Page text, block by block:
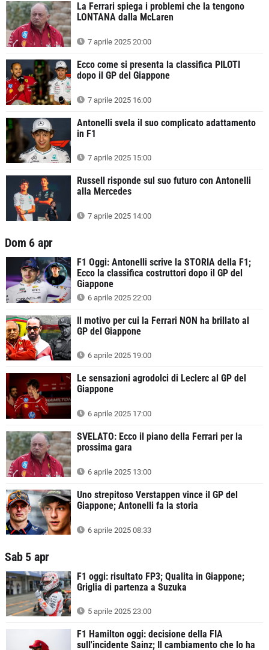
La Ferrari spiega i problemi che la tengono
LONTANA dalla McLaren
7 aprile 2025 20:00
Ecco come si presenta la classifica PILOTI
dopo il GP del Giappone
7 aprile 2025 16:00
Antonelli svela il suo complicato adattamento
in F1
7 aprile 2025 15:00
Russell risponde sul suo futuro con Antonelli
alla Mercedes
7 aprile 2025 14:00
Dom 6 apr
F1 Oggi: Antonelli scrive la STORIA della F1;
Ecco la classifica costruttori dopo il GP del
Giappone
6 aprile 2025 22:00
Il motivo per cui la Ferrari NON ha brillato al
GP del Giappone
6 aprile 2025 19:00
Le sensazioni agrodolci di Leclerc al GP del
Giappone
6 aprile 2025 17:00
SVELATO: Ecco il piano della Ferrari per la
prossima gara
6 aprile 2025 13:00
Uno strepitoso Verstappen vince il GP del
Giappone; Antonelli fa la storia
6 aprile 2025 08:33
Sab 5 apr
F1 oggi: risultato FP3; Qualita in Giappone;
Griglia di partenza a Suzuka
5 aprile 2025 23:00
F1 Hamilton oggi: decisione della FIA
sull'incidente Sainz; Il cambiamento che lo ha